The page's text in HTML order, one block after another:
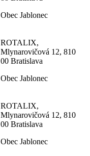
Obec Jablonec
ROTALIX,
Mlynarovičová 12, 810
00 Bratislava
Obec Jablonec
ROTALIX,
Mlynarovičová 12, 810
00 Bratislava
Obec Jablonec